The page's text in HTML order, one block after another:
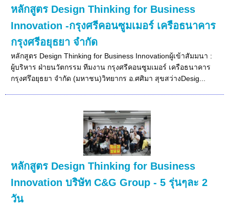
หลักสูตร Design Thinking for Business
Innovation -กรุงศรีคอนซูมเมอร์ เครือธนาคาร
กรุงศรีอยุธยา จำกัด
หลักสูตร Design Thinking for Business Innovationผู้เข้าสัมมนา :
ผู้บริหาร ฝ่ายนวัตกรรม ทีมงาน กรุงศรีคอนซูมเมอร์ เครือธนาคาร
กรุงศรึอยุธยา จำกัด (มหาชน)วิทยากร อ.ศศิมา สุขสว่างDesig...
หลักสูตร Design Thinking for Business
Innovation บริษัท C&G Group - 5 รุ่นๆละ 2
วัน